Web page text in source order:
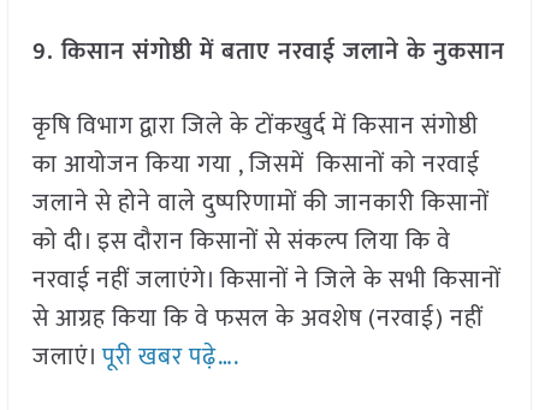
9. किसान संगोष्ठी में बताए नरवाई जलाने के नुकसान
कृषि विभाग द्वारा जिले के टोंकखुर्द में किसान संगोष्ठी
का आयोजन किया गया , जिसमें किसानों को नरवाई
जलाने से होने वाले दुष्परिणामों की जानकारी किसानों
को दी। इस दौरान किसानों से संकल्प लिया कि वे
नरवाई नहीं जलाएंगे। किसानों ने जिले के सभी किसानों
से आग्रह किया कि वे फसल के अवशेष (नरवाई) नहीं
जलाएं।पूरी खबर पढ़े….